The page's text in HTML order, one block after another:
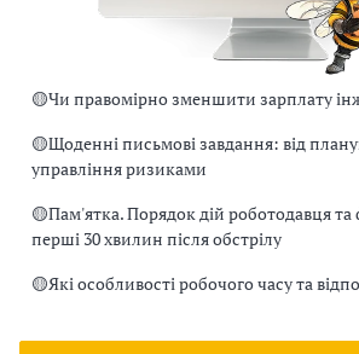
🟡Чи правомірно зменшити зарплату
🟡Щоденні письмові завдання: від
управління ризиками
🟡Пам'ятка. Порядок дій роботодавця та
перші 30 хвилин після обстрілу
🟡Які особливості робочого часу та